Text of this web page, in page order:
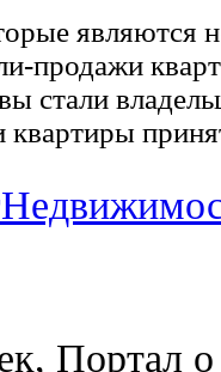
являются
продажи
стали
Портал